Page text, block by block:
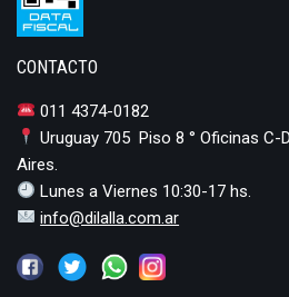
CONTACTO
011 4374-0182
Uruguay 705 Piso 8 ° Oficinas C-
Aires.
Lunes a Viernes 10:30-17 hs.
info@dilalla.com.ar